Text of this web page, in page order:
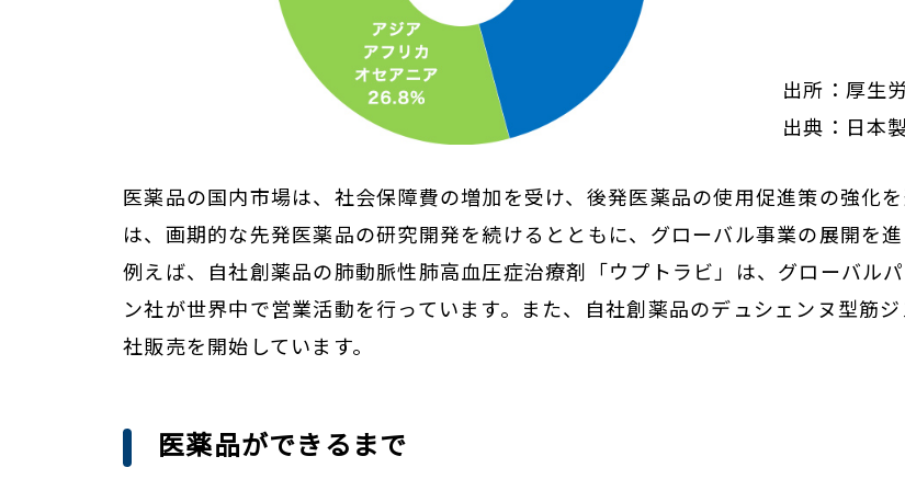
出所：厚生
出典：日本
医薬品の国内市場は、社会保障費の増加を受け、後発医薬品の使用促進策の強化
は、画期的な先発医薬品の研究開発を続けるとともに、グローバル事業の展開を進
例えば、自社創薬品の肺動脈性肺高血圧症治療剤「ウプトラビ」は、グローバル
ン社が世界中で営業活動を行っています。また、自社創薬品のデュシェンヌ型筋
社販売を開始しています。
医薬品ができるまで